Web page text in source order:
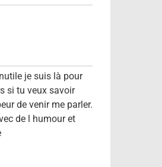
je suis là pour
si tu veux savoir
de venir me parler.
de l humour et